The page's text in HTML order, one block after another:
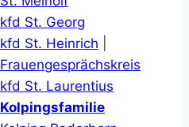
kfd St. Georg
kfd St. Heinrich
Frauengesprächskreis
kfd St. Laurentius
Kolpingsfamilie